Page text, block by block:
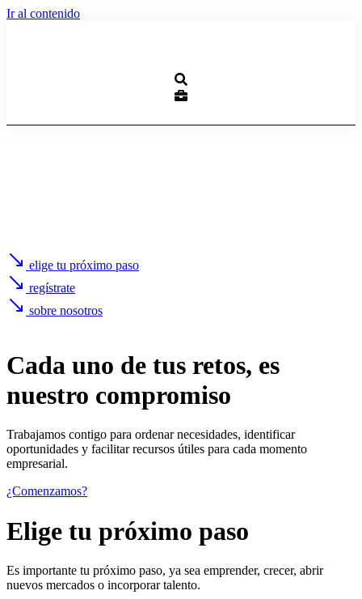
Ir al contenido
elige tu próximo paso
regístrate
sobre nosotros
Cada uno de tus retos, es
nuestro compromiso
Trabajamos contigo para ordenar necesidades, identificar
oportunidades y facilitar recursos útiles para cada momento
empresarial.
¿Comenzamos?
Elige tu próximo paso
Es importante tu próximo paso, ya sea emprender, crecer, abrir
nuevos mercados o incorporar talento.